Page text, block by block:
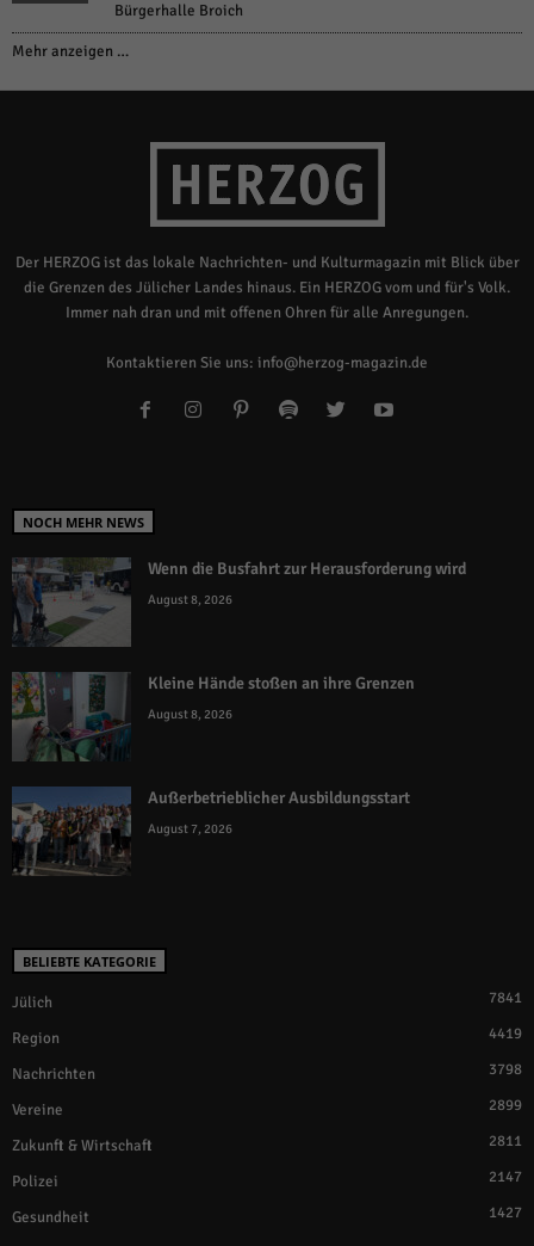
Bürgerhalle Broich
Mehr anzeigen …
Der HERZOG ist das lokale Nachrichten- und Kulturmagazin mit Blick über
die Grenzen des Jülicher Landes hinaus. Ein HERZOG vom und für's Volk.
Immer nah dran und mit offenen Ohren für alle Anregungen.
Kontaktieren Sie uns: info@herzog-magazin.de
NOCH MEHR NEWS
Wenn die Busfahrt zur Herausforderung wird
August 8, 2026
Kleine Hände stoßen an ihre Grenzen
August 8, 2026
Außerbetrieblicher Ausbildungsstart
August 7, 2026
BELIEBTE KATEGORIE
Jülich 7841
Region 4419
Nachrichten 3798
Vereine 2899
Zukunft & Wirtschaft 2811
Polizei 2147
Gesundheit 1427